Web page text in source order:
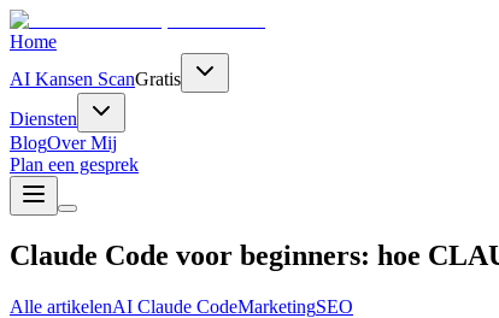
Home
AI Kansen ScanGratis
Diensten
BlogOver Mij
Plan een gesprek
Claude Code voor beginners: hoe
Alle artikelenAI Claude CodeMarketingSEO